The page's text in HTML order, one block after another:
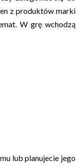
z produktów marki
W grę wchodzą
lub planujecie jego